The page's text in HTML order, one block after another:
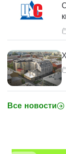
Все новости